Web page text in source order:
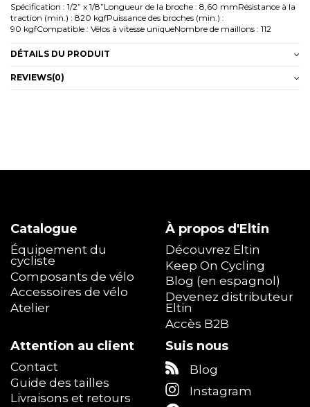
Spécification : 1/2” x 1/8”Longueur de la broche : 8,60 mmRésistance à la
traction (min.) : 820 kgfPuissance des broches (min.) :
90 kgfCompatible : Vélos à vitesse uniqueNombre de maillons : 112
DÉTAILS DU PRODUIT
REVIEWS(0)
Catalogue
Équipement du
cycliste
Composants de vélo
Accessoires de vélo
Atelier
À propos d'Eltin
Découvrez Eltin
Keep On Cycling
Blog (en espagnol)
Devenez distributeur
Eltin
Accès B2B
Attention au client
Contact
Guide des tailles
Livraisons et retours
Suis nous
Blog
Instagram